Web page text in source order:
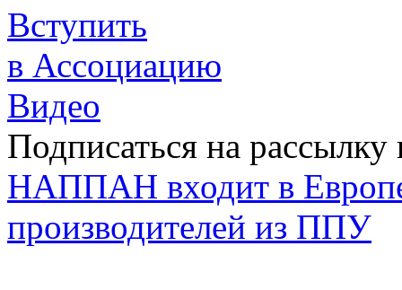
Вступить
в Ассоциацию
Видео
Подписаться на рассылку
НАППАН входит в
производителей из ППУ